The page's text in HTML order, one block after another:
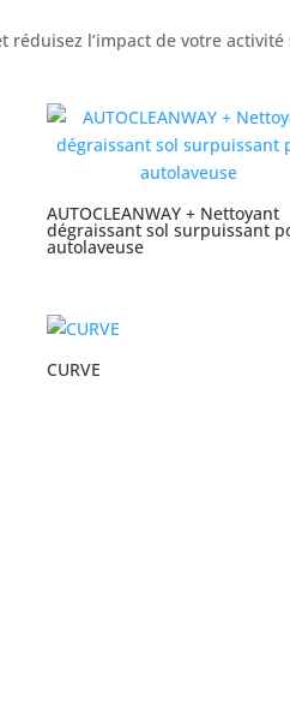
réduisez l’impact de votre
AUTOCLEANWAY + Nettoyant
dégraissant sol surpuissant
autolaveuse
CURVE